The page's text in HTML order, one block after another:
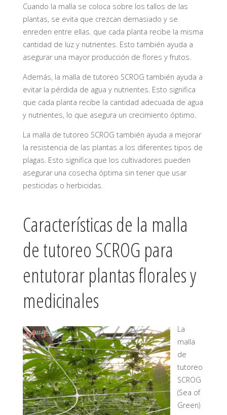
Cuando la malla se coloca sobre los tallos de las
plantas, se evita que crezcan demasiado y se
enreden entre ellas. que cada planta recibe la misma
cantidad de luz y nutrientes. Esto también ayuda a
asegurar una mayor producción de flores y frutos.
Además, la malla de tutoreo SCROG también ayuda a
evitar la pérdida de agua y nutrientes. Esto significa
que cada planta recibe la cantidad adecuada de agua
y nutrientes, lo que asegura un crecimiento óptimo.
La malla de tutoreo SCROG también ayuda a mejorar
la resistencia de las plantas a los diferentes tipos de
plagas. Esto significa que los cultivadores pueden
asegurar una cosecha óptima sin tener que usar
pesticidas o herbicidas.
Características de la malla
de tutoreo SCROG para
entutorar plantas florales y
medicinales
La
malla
de
tutoreo
SCROG
(Sea of
Green)